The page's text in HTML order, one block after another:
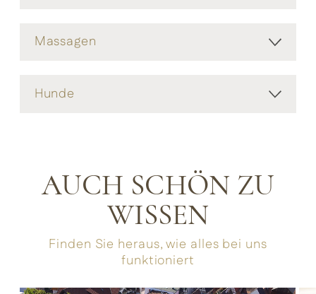
Massagen
Hunde
AUCH SCHÖN ZU
WISSEN
Finden Sie heraus, wie alles bei uns
funktioniert